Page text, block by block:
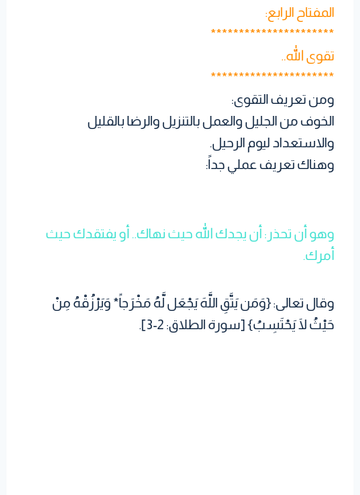
المفتاح الرابع:
**********************
تقوى الله..
**********************
ومن تعريف التقوى:
الخوف من الجليل والعمل بالتنزيل والرضا بالقليل
والاستعداد ليوم الرحيل.
وهناك تعريف عملي جداً:
وهو أن تحذر: أن يجدك الله حيث نهاك.. أو يفتقدك حيث
أمرك.
وقال تعالى: {وَمَن يَتَّقِ اللَّهَ يَجْعَل لَّهُ مَخْرَجاً* وَيَرْزُقْهُ مِنْ
حَيْثُ لَا يَحْتَسِبُ} [سورة الطلاق: 2-3].